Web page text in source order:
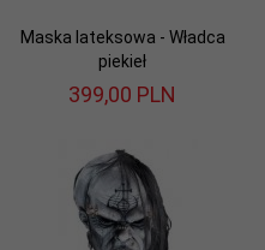
Maska lateksowa - Władca
piekieł
399,00 PLN